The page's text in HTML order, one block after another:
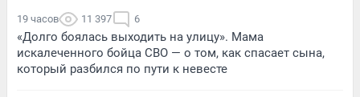
19 часов 11 397 6
«Долго боялась выходить на улицу». Мама
искалеченного бойца СВО — о том, как спасает сына,
который разбился по пути к невесте